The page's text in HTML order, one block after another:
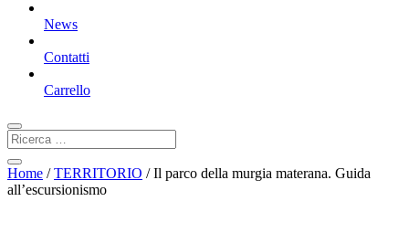
News
Contatti
Carrello
Home /TERRITORIO / Il parco della murgia materana. Guida
all’escursionismo